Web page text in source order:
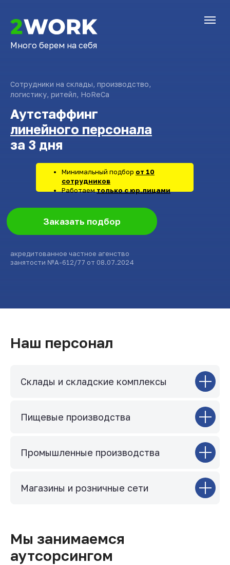
Аутстаффинг
линейного персонала
за 3 дня
Сотрудники на склады, производство,
логистику, ритейл, HoReCa
Заказать подбор
Много берем на себя
акредитованное частное агенство
занятости №А-612/77 от 08.07.2024
Минимальный подбор от 10
сотрудников
Работаемтолько с юр.лицами
Наш персонал
Склады и складские комплексы
Пищевые производства
Промышленные производства
Магазины и розничные сети
Мы занимаемся
аутсорсингом